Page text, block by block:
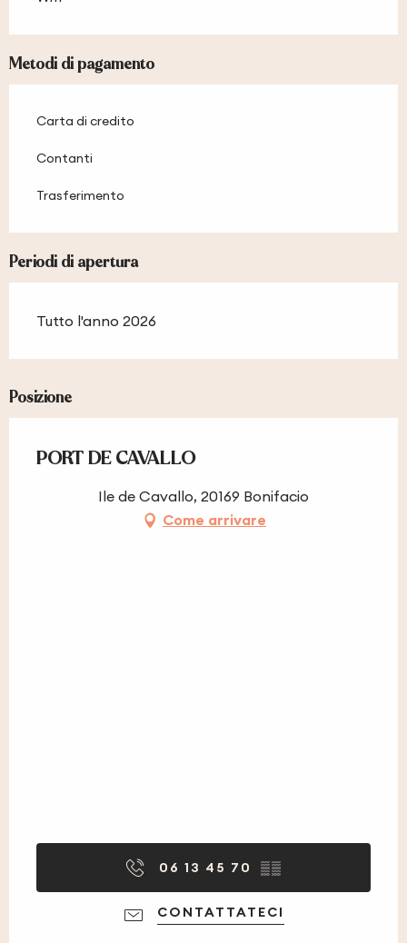
Metodi di pagamento
Carta di credito
Contanti
Trasferimento
Periodi di apertura
Tutto l'anno 2026
Posizione
PORT DE CAVALLO
Ile de Cavallo, 20169 Bonifacio
Come arrivare
06 13 45 70 ▒▒
CONTATTATECI